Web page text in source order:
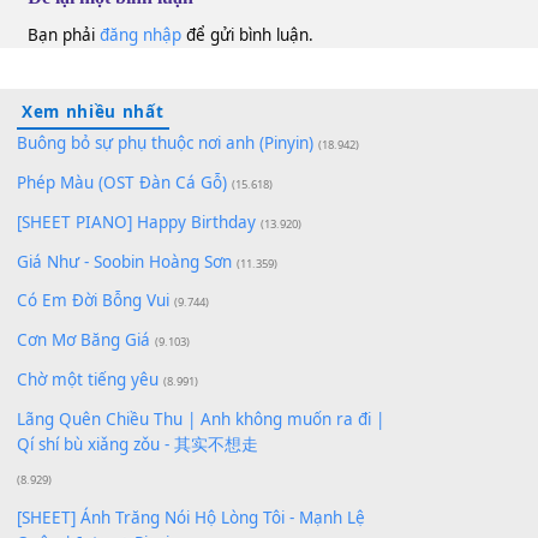
Lượt xem: 157
Để lại một bình luận
đăng nhập
Buông bỏ sự phụ thuộc nơi anh (Pinyin)
Phép Màu (OST Đàn Cá Gỗ) (15.618)
[SHEET PIANO] Happy Birthday
Giá Như - Soobin Hoàng Sơn